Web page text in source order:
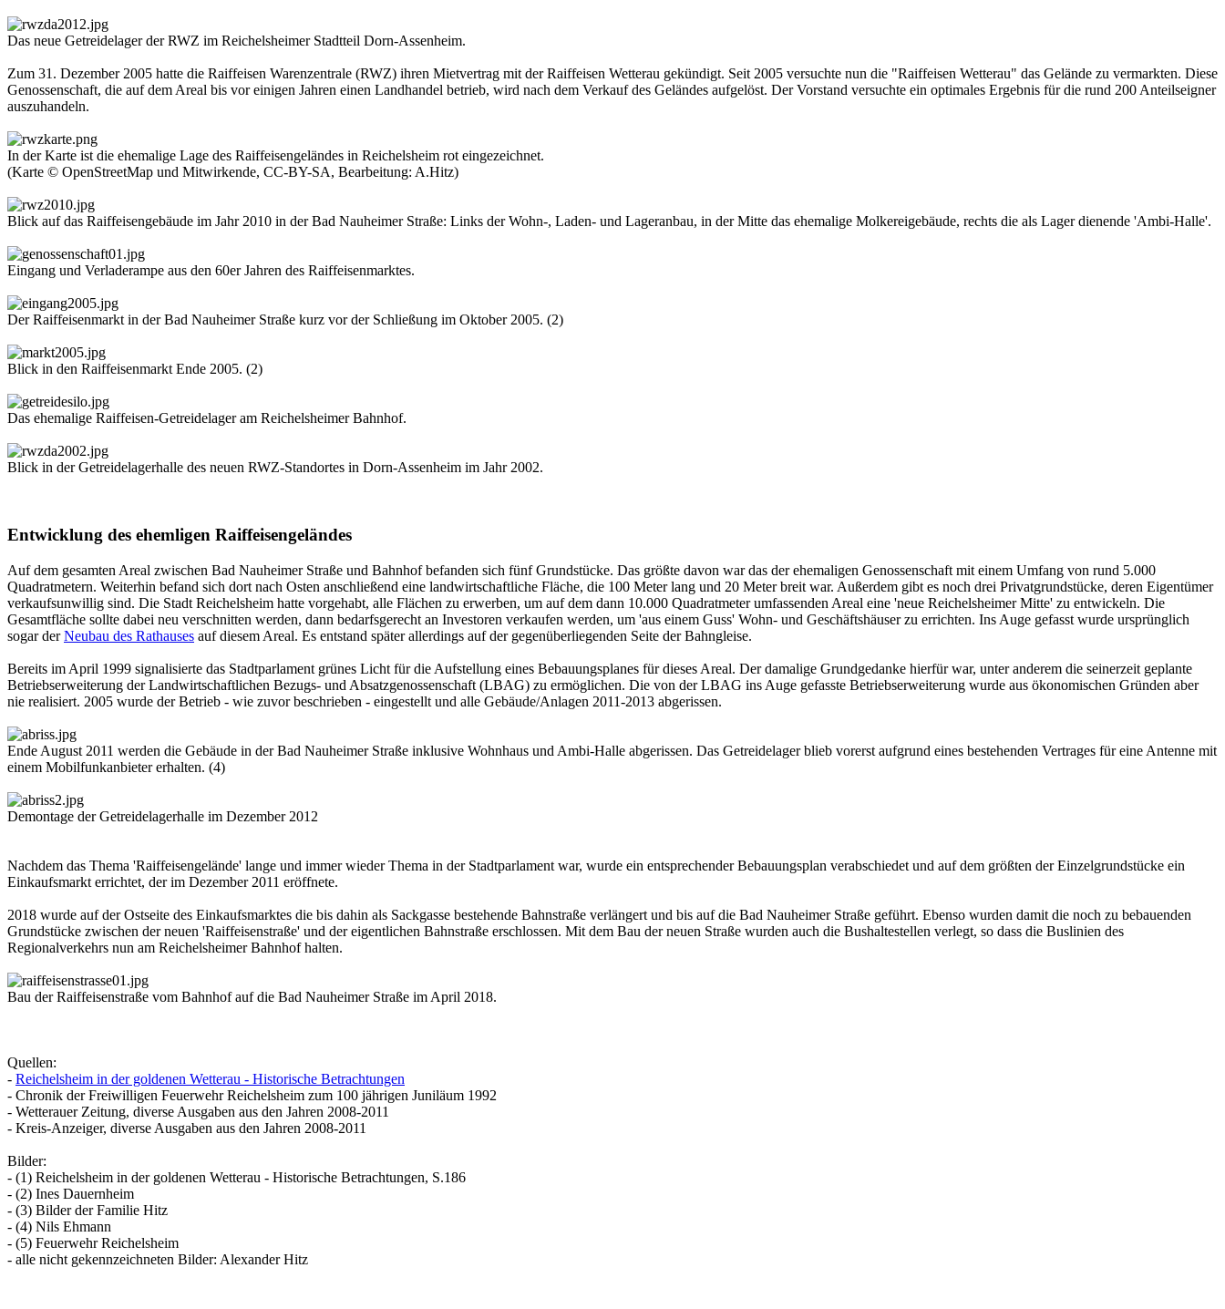
Das neue Getreidelager der RWZ im Reichelsheimer Stadtteil Dorn-Assenheim.
Zum 31. Dezember 2005 hatte die Raiffeisen Warenzentrale (RWZ) ihren Mietvertrag mit der Raiffeisen Wetterau gekündigt. Seit 2005 versuchte nun die "Raiffeisen Wetterau" das Gelände zu vermarkten. Diese
Genossenschaft, die auf dem Areal bis vor einigen Jahren einen Landhandel betrieb, wird nach dem Verkauf des Geländes aufgelöst. Der Vorstand versuchte ein optimales Ergebnis für die rund 200 Anteilseigner
auszuhandeln.
In der Karte ist die ehemalige Lage des Raiffeisengeländes in Reichelsheim rot eingezeichnet.
(Karte © OpenStreetMap und Mitwirkende, CC-BY-SA, Bearbeitung: A.Hitz)
Blick auf das Raiffeisengebäude im Jahr 2010 in der Bad Nauheimer Straße: Links der Wohn-, Laden- und Lageranbau, in der Mitte das ehemalige Molkereigebäude, rechts die als Lager dienende 'Ambi-Halle'.
Eingang und Verladerampe aus den 60er Jahren des Raiffeisenmarktes.
Der Raiffeisenmarkt in der Bad Nauheimer Straße kurz vor der Schließung im Oktober 2005. (2)
Blick in den Raiffeisenmarkt Ende 2005. (2)
Das ehemalige Raiffeisen-Getreidelager am Reichelsheimer Bahnhof.
Blick in der Getreidelagerhalle des neuen RWZ-Standortes in Dorn-Assenheim im Jahr 2002.
Entwicklung des ehemligen Raiffeisengeländes
Auf dem gesamten Areal zwischen Bad Nauheimer Straße und Bahnhof befanden sich fünf Grundstücke. Das größte davon war das der ehemaligen Genossenschaft mit einem Umfang von rund 5.000
Quadratmetern. Weiterhin befand sich dort nach Osten anschließend eine landwirtschaftliche Fläche, die 100 Meter lang und 20 Meter breit war. Außerdem gibt es noch drei Privatgrundstücke, deren Eigentümer
verkaufsunwillig sind. Die Stadt Reichelsheim hatte vorgehabt, alle Flächen zu erwerben, um auf dem dann 10.000 Quadratmeter umfassenden Areal eine 'neue Reichelsheimer Mitte' zu entwickeln. Die
Gesamtfläche sollte dabei neu verschnitten werden, dann bedarfsgerecht an Investoren verkaufen werden, um 'aus einem Guss' Wohn- und Geschäftshäuser zu errichten. Ins Auge gefasst wurde ursprünglich
sogar derNeubau des Rathauses auf diesem Areal. Es entstand später allerdings auf der gegenüberliegenden Seite der Bahngleise.
Bereits im April 1999 signalisierte das Stadtparlament grünes Licht für die Aufstellung eines Bebauungsplanes für dieses Areal. Der damalige Grundgedanke hierfür war, unter anderem die seinerzeit geplante
Betriebserweiterung der Landwirtschaftlichen Bezugs- und Absatzgenossenschaft (LBAG) zu ermöglichen. Die von der LBAG ins Auge gefasste Betriebserweiterung wurde aus ökonomischen Gründen aber
nie realisiert. 2005 wurde der Betrieb - wie zuvor beschrieben - eingestellt und alle Gebäude/Anlagen 2011-2013 abgerissen.
Ende August 2011 werden die Gebäude in der Bad Nauheimer Straße inklusive Wohnhaus und Ambi-Halle abgerissen. Das Getreidelager blieb vorerst aufgrund eines bestehenden Vertrages für eine Antenne mit
einem Mobilfunkanbieter erhalten. (4)
Demontage der Getreidelagerhalle im Dezember 2012
Nachdem das Thema 'Raiffeisengelände' lange und immer wieder Thema in der Stadtparlament war, wurde ein entsprechender Bebauungsplan verabschiedet und auf dem größten der Einzelgrundstücke ein
Einkaufsmarkt errichtet, der im Dezember 2011 eröffnete.
2018 wurde auf der Ostseite des Einkaufsmarktes die bis dahin als Sackgasse bestehende Bahnstraße verlängert und bis auf die Bad Nauheimer Straße geführt. Ebenso wurden damit die noch zu bebauenden
Grundstücke zwischen der neuen 'Raiffeisenstraße' und der eigentlichen Bahnstraße erschlossen. Mit dem Bau der neuen Straße wurden auch die Bushaltestellen verlegt, so dass die Buslinien des
Regionalverkehrs nun am Reichelsheimer Bahnhof halten.
Bau der Raiffeisenstraße vom Bahnhof auf die Bad Nauheimer Straße im April 2018.
Quellen:
- Reichelsheim in der goldenen Wetterau - Historische Betrachtungen
- Chronik der Freiwilligen Feuerwehr Reichelsheim zum 100 jährigen Juniläum 1992
- Wetterauer Zeitung, diverse Ausgaben aus den Jahren 2008-2011
- Kreis-Anzeiger, diverse Ausgaben aus den Jahren 2008-2011
Bilder:
- (1) Reichelsheim in der goldenen Wetterau - Historische Betrachtungen, S.186
- (2) Ines Dauernheim
- (3) Bilder der Familie Hitz
- (4) Nils Ehmann
- (5) Feuerwehr Reichelsheim
- alle nicht gekennzeichneten Bilder: Alexander Hitz